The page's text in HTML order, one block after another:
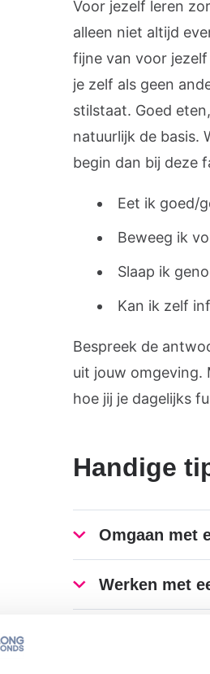
Voor jezelf leren
alleen niet altijd
fijne van voor
je zelf als geen
stilstaat. Goed
natuurlijk de basis.
begin dan bij deze
Eet ik goed/
Beweeg ik
Slaap ik
Kan ik zelf
Bespreek de
uit jouw omgeving.
hoe jij je dagelijks
Handige
Omgaan met
Werken met